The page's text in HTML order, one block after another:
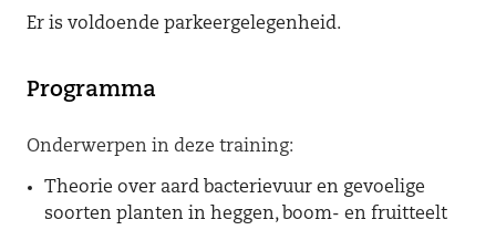
Er is voldoende parkeergelegenheid.
Programma
Onderwerpen in deze training:
Theorie over aard bacterievuur en gevoelige
soorten planten in heggen, boom- en fruitteelt